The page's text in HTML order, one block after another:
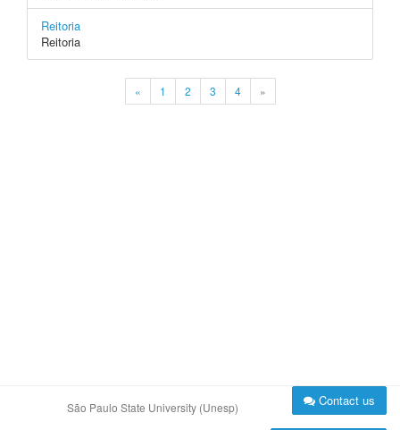
Reitoria
Reitoria
« 1 2 3 4 »
São Paulo State University (Unesp) Contact us